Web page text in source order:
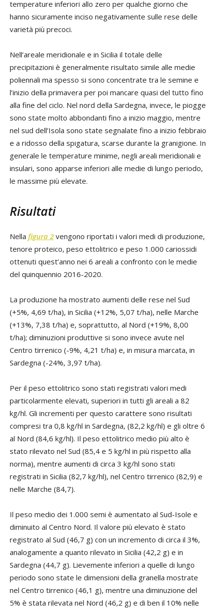
temperature inferiori allo zero per qualche giorno che
hanno sicuramente inciso negativamente sulle rese delle
varietà più precoci.
Nell’areale meridionale e in Sicilia il totale delle
precipitazioni è generalmente risultato simile alle medie
poliennali ma spesso si sono concentrate tra le semine e
l’inizio della primavera per poi mancare quasi del tutto fino
alla fine del ciclo. Nel nord della Sardegna, invece, le piogge
sono state molto abbondanti fino a inizio maggio, mentre
nel sud dell’Isola sono state segnalate fino a inizio febbraio
e a ridosso della spigatura, scarse durante la granigione. In
generale le temperature minime, negli areali meridionali e
insulari, sono apparse inferiori alle medie di lungo periodo,
le massime più elevate.
Risultati
Nella figura 2 vengono riportati i valori medi di produzione,
tenore proteico, peso ettolitrico e peso 1.000 cariossidi
ottenuti quest’anno nei 6 areali a confronto con le medie
del quinquennio 2016-2020.
La produzione ha mostrato aumenti delle rese nel Sud
(+5%, 4,69 t/ha), in Sicilia (+12%, 5,07 t/ha), nelle Marche
(+13%, 7,38 t/ha) e, soprattutto, al Nord (+19%, 8,00
t/ha); diminuzioni produttive si sono invece avute nel
Centro tirrenico (-9%, 4,21 t/ha) e, in misura marcata, in
Sardegna (-24%, 3,97 t/ha).
Per il peso ettolitrico sono stati registrati valori medi
particolarmente elevati, superiori in tutti gli areali a 82
kg/hl. Gli incrementi per questo carattere sono risultati
compresi tra 0,8 kg/hl in Sardegna, (82,2 kg/hl) e gli oltre 6
al Nord (84,6 kg/hl). Il peso ettolitrico medio più alto è
stato rilevato nel Sud (85,4 e 5 kg/hl in più rispetto alla
norma), mentre aumenti di circa 3 kg/hl sono stati
registrati in Sicilia (82,7 kg/hl), nel Centro tirrenico (82,9) e
nelle Marche (84,7).
Il peso medio dei 1.000 semi è aumentato al Sud-Isole e
diminuito al Centro Nord. Il valore più elevato è stato
registrato al Sud (46,7 g) con un incremento di circa il 3%,
analogamente a quanto rilevato in Sicilia (42,2 g) e in
Sardegna (44,7 g). Lievemente inferiori a quelle di lungo
periodo sono state le dimensioni della granella mostrate
nel Centro tirrenico (46,1 g), mentre una diminuzione del
5% è stata rilevata nel Nord (46,2 g) e di ben il 10% nelle